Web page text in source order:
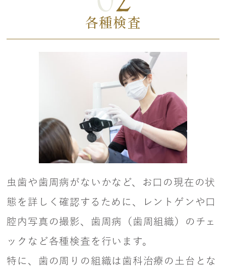
各種検査
虫歯や歯周病がないかなど、お口の現在の状
態を詳しく確認するために、レントゲンや口
腔内写真の撮影、歯周病（歯周組織）のチェ
ックなど各種検査を行います。
特に、歯の周りの組織は歯科治療の土台とな